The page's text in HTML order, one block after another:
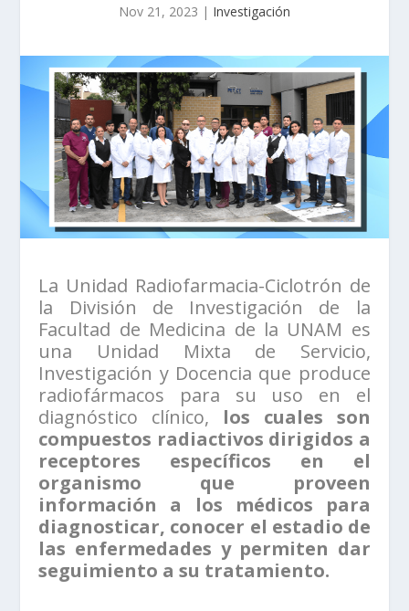
Nov 21, 2023 | Investigación
La Unidad Radiofarmacia-Ciclotrón de
la División de Investigación de la
Facultad de Medicina de la UNAM es
una Unidad Mixta de Servicio,
Investigación y Docencia que produce
radiofármacos para su uso en el
diagnóstico clínico, los cuales son
compuestos radiactivos dirigidos a
receptores específicos en el
organismo que proveen
información a los médicos para
diagnosticar, conocer el estadio de
las enfermedades y permiten dar
seguimiento a su tratamiento.